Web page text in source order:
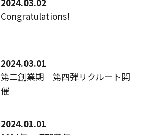
Congratulations!
2024.03.01
第二創業期 第四弾リクルート開
催
2024.01.01